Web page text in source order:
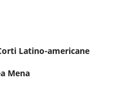
Latino-americane
Mena